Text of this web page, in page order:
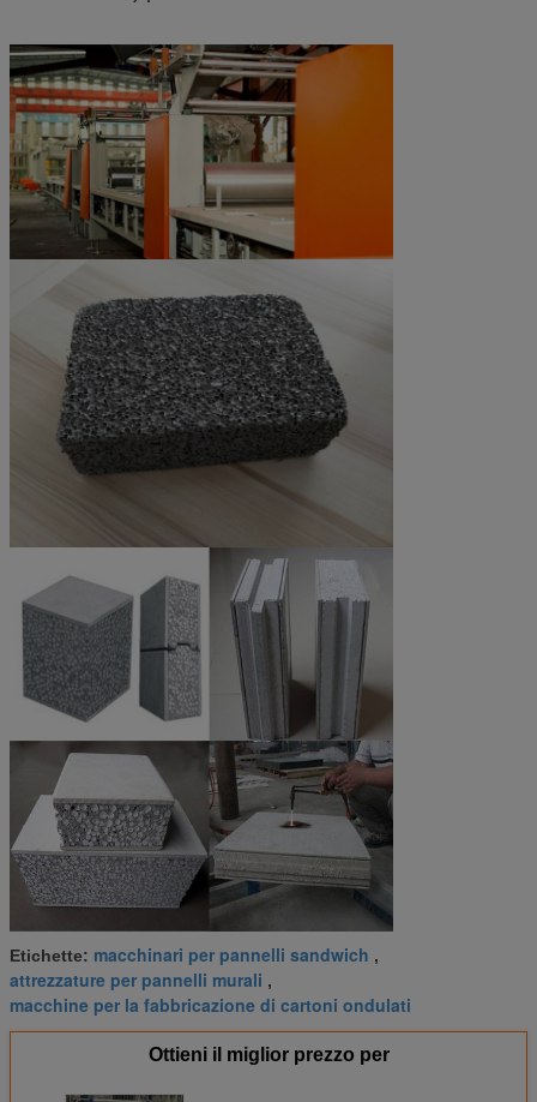
Etichette: macchinari per pannelli sandwich ,
attrezzature per pannelli murali ,
macchine per la fabbricazione di cartoni ondulati
Ottieni il miglior prezzo per